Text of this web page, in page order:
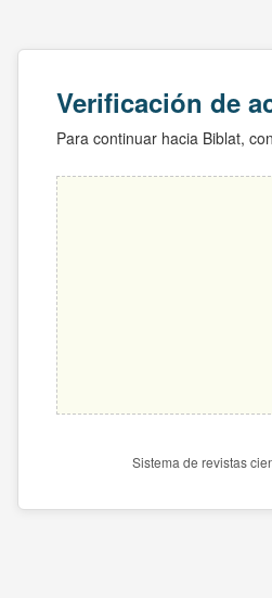
Verificación de
Para continuar hacia Biblat,
Sistema de revistas